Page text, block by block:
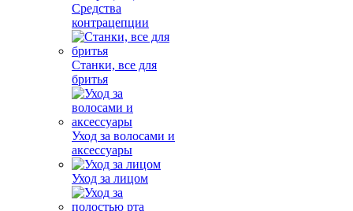
Средства
контрацепции
Станки, все для
бритья
Уход за волосами и
аксессуары
Уход за лицом